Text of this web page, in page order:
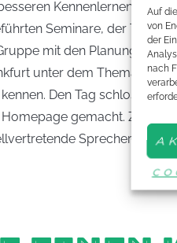
Auf
von
der
nach
Kennenlernen
Seminare, der Tage
mit den Planungen
unter dem Thema
Den Tag schloss die
gemacht. Zudem
Sprecherin